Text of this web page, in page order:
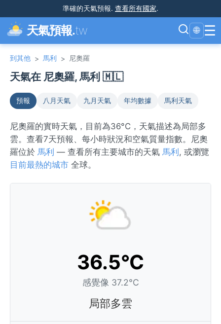
準確的天氣預報. 查看所有國家.
天氣預報.tw 🌐 ☰
到其他 > 馬利 > 尼奧羅
天氣在 尼奧羅, 馬利 🇲🇱
預報 八月天氣 九月天氣 年均數據 馬利天氣
尼奧羅的實時天氣，目前為36°C，天氣描述為局部多
雲。查看7天預報、每小時狀況和空氣質量指數。尼奧
羅位於 馬利 — 查看所有主要城市的天氣 馬利 , 或瀏覽
目前最熱的城市 全球。
36.5°C
感覺像 37.2°C
局部多雲